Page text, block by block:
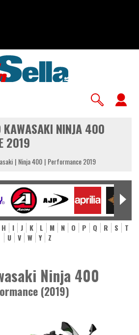
KAWASAKI NINJA 400
2019
Ninja 400 Performance 2019
H I J K L M N O P Q R S
T
U
V W Y Z
Ninja 400
(2019)